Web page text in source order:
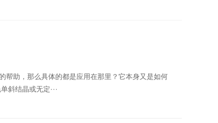
帮助，那么具体的都是应用在那里？它本身又是如何
斜结晶或无定···